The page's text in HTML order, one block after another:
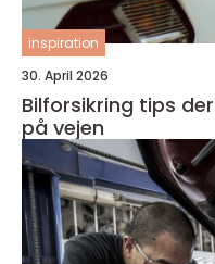
inspiration
30. April 2026
Bilforsikring tips
på vejen